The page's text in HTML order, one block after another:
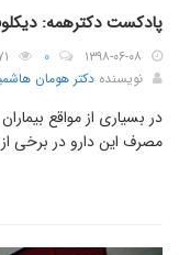
پادکست دکترهمه:
۱۳۹۸-۰۶-۰۸ ۰
نویسنده دکتر هومان
در بسیاری از مواقع
مصرف این دارو در برخی